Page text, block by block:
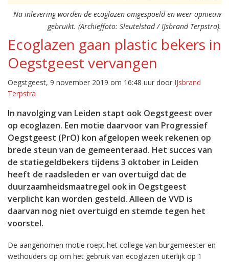
Na inlevering worden de ecoglazen omgespoeld en weer opnieuw
gebruikt. (Archieffoto: Sleutelstad / IJsbrand Terpstra).
Ecoglazen gaan plastic bekers in
Oegstgeest vervangen
Oegstgeest, 9 november 2019 om 16:48 uur door IJsbrand
Terpstra
In navolging van Leiden stapt ook Oegstgeest over
op ecoglazen. Een motie daarvoor van Progressief
Oegstgeest (PrO) kon afgelopen week rekenen op
brede steun van de gemeenteraad. Het succes van
de statiegeldbekers tijdens 3 oktober in Leiden
heeft de raadsleden er van overtuigd dat de
duurzaamheidsmaatregel ook in Oegstgeest
verplicht kan worden gesteld. Alleen de VVD is
daarvan nog niet overtuigd en stemde tegen het
voorstel.
De aangenomen motie roept het college van burgemeester en
wethouders op om het gebruik van ecoglazen uiterlijk op 1